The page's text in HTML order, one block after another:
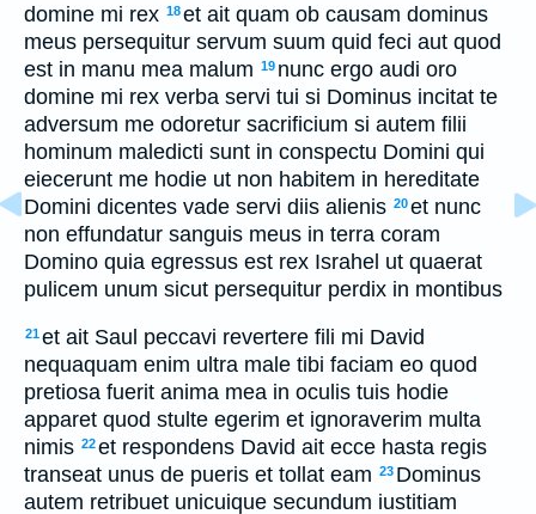
domine mi rex 18et ait quam ob causam dominus
meus persequitur servum suum quid feci aut quod
est in manu mea malum 19 nunc ergo audi oro
domine mi rex verba servi tui si Dominus incitat te
adversum me odoretur sacrificium si autem filii
hominum maledicti sunt in conspectu Domini qui
eiecerunt me hodie ut non habitem in hereditate
Domini dicentes vade servi diis alienis 20et nunc
non effundatur sanguis meus in terra coram
Domino quia egressus est rex Israhel ut quaerat
pulicem unum sicut persequitur perdix in montibus
21et ait Saul peccavi revertere fili mi David
nequaquam enim ultra male tibi faciam eo quod
pretiosa fuerit anima mea in oculis tuis hodie
apparet quod stulte egerim et ignoraverim multa
nimis 22et respondens David ait ecce hasta regis
transeat unus de pueris et tollat eam 23 Dominus
autem retribuet unicuique secundum iustitiam